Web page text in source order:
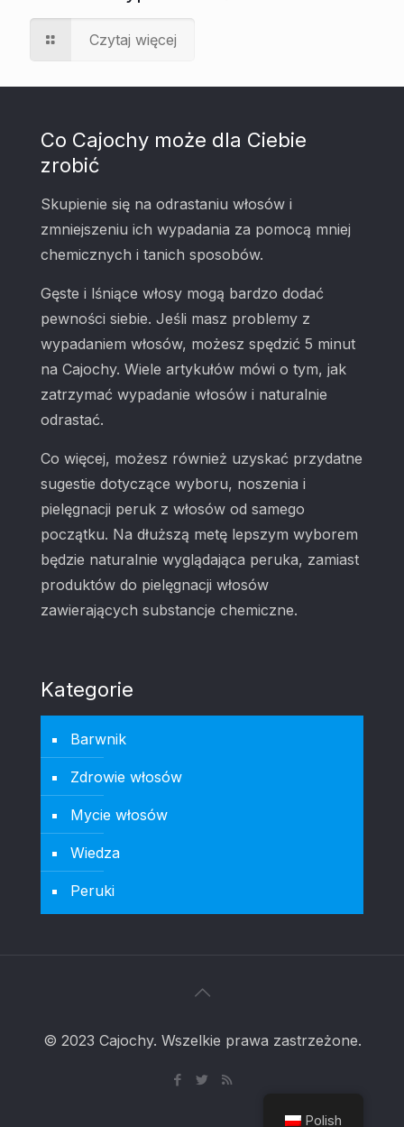
Czytaj więcej
Co Cajochy może dla Ciebie
zrobić
Skupienie się na odrastaniu włosów i
zmniejszeniu ich wypadania za pomocą mniej
chemicznych i tanich sposobów.
Gęste i lśniące włosy mogą bardzo dodać
pewności siebie. Jeśli masz problemy z
wypadaniem włosów, możesz spędzić 5 minut
na Cajochy. Wiele artykułów mówi o tym, jak
zatrzymać wypadanie włosów i naturalnie
odrastać.
Co więcej, możesz również uzyskać przydatne
sugestie dotyczące wyboru, noszenia i
pielęgnacji peruk z włosów od samego
początku. Na dłuższą metę lepszym wyborem
będzie naturalnie wyglądająca peruka, zamiast
produktów do pielęgnacji włosów
zawierających substancje chemiczne.
Kategorie
Barwnik
Zdrowie włosów
Mycie włosów
Wiedza
Peruki
© 2023 Cajochy. Wszelkie prawa zastrzeżone.
Polish